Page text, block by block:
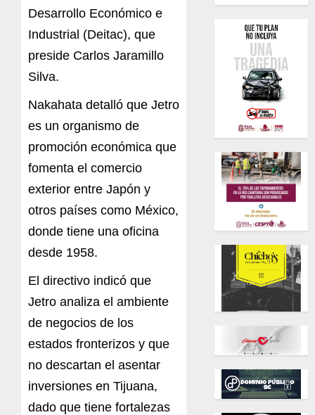
Desarrollo Económico e
Industrial (Deitac), que
preside Carlos Jaramillo
Silva.
Nakahata detalló que Jetro
es un organismo de
promoción económica que
fomenta el comercio
exterior entre Japón y
otros países como México,
donde tiene una oficina
desde 1958.
El directivo indicó que
Jetro analiza el ambiente
de negocios de los
estados fronterizos y que
no descartan el asentar
inversiones en Tijuana,
dado que tiene fortalezas